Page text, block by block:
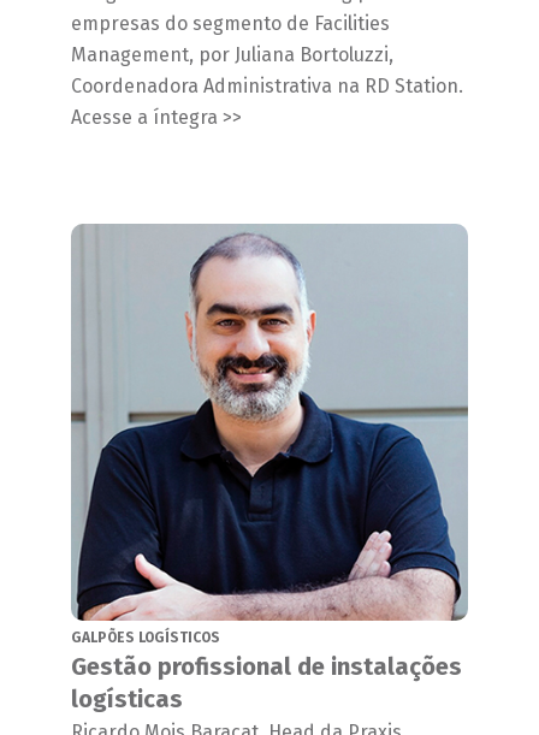
empresas do segmento de Facilities
Management, por Juliana Bortoluzzi,
Coordenadora Administrativa na RD Station.
Acesse a íntegra >>
GALPÕES LOGÍSTICOS
Gestão profissional de instalações
logísticas